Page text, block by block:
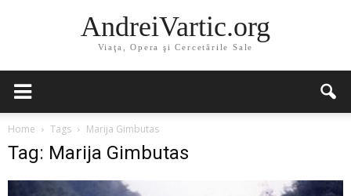
AndreiVartic.org
Viaţa, Opera şi Cercetările Sale
Home Tags Marija Gimbutas
Tag: Marija Gimbutas